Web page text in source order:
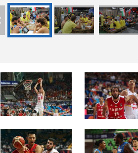
[高清组图]中国男篮胜菲律
宾夺亚锦赛冠军
[高清组图]亚锦赛-
击败伊朗进入决赛